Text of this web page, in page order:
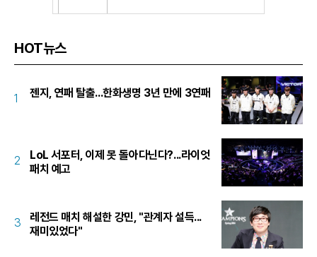
HOT뉴스
1 젠지, 연패 탈출...한화생명 3년 만에 3연패
2
LoL 서포터, 이제 못 돌아다닌다?...라이엇
패치 예고
3
레전드 매치 해설한 강민, "관계자 설득...
재미있었다"